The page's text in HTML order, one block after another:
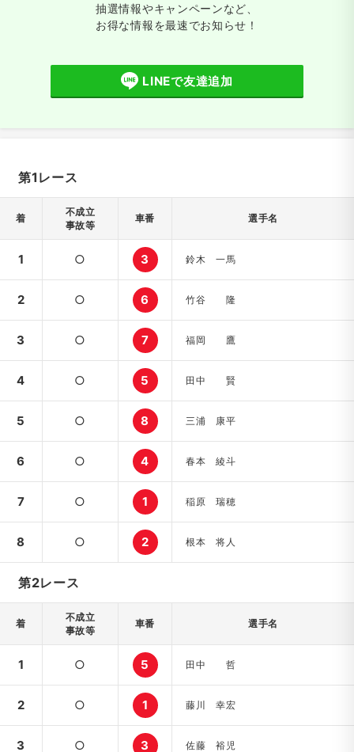
抽選情報やキャンペーンなど、
お得な情報を最速でお知らせ！
LINEで友達追加
第1レース
着
不成立
事故等
車番 選手名
1 ○ 3 鈴木 一馬
2 ○ 6 竹谷 隆
3 ○ 7 福岡 鷹
4 ○ 5 田中 賢
5 ○ 8 三浦 康平
6 ○ 4 春本 綾斗
7 ○ 1 稲原 瑞穂
8 ○ 2 根本 将人
第2レース
着
不成立
事故等
車番 選手名
1 ○ 5 田中 哲
2 ○ 1 藤川 幸宏
3 ○ 3 佐藤 裕児